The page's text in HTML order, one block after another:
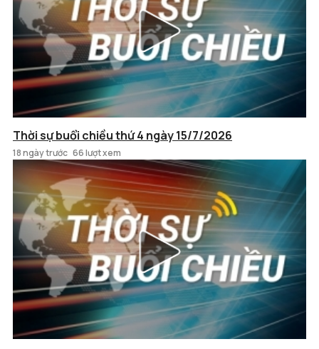
Thời sự buổi chiều thứ 4 ngày 15/7/2026
18 ngày trước 66 lượt xem